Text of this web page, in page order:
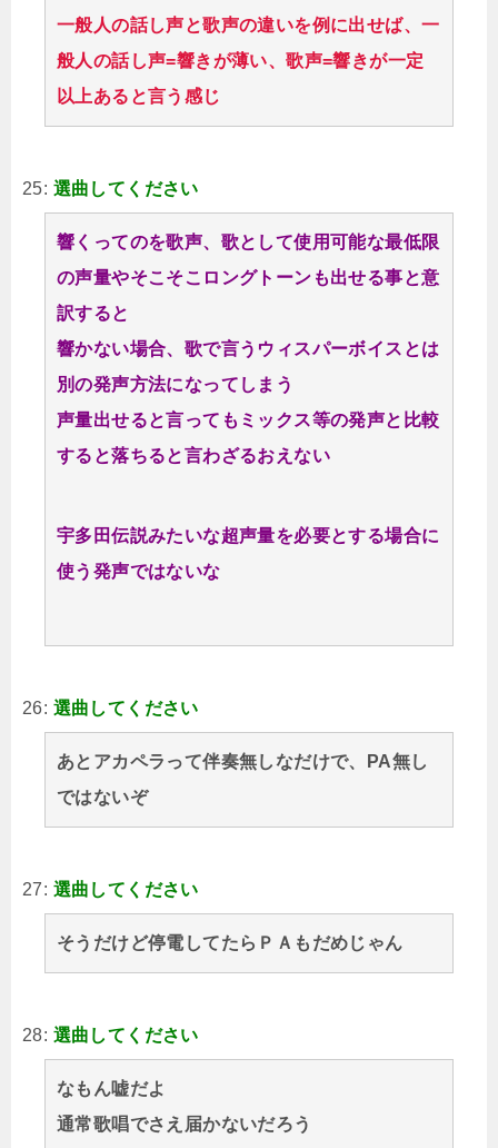
一般人の話し声と歌声の違いを例に出せば、一
般人の話し声=響きが薄い、歌声=響きが一定
以上あると言う感じ
25: 選曲してください
響くってのを歌声、歌として使用可能な最低限
の声量やそこそこロングトーンも出せる事と意
訳すると
響かない場合、歌で言うウィスパーボイスとは
別の発声方法になってしまう
声量出せると言ってもミックス等の発声と比較
すると落ちると言わざるおえない
宇多田伝説みたいな超声量を必要とする場合に
使う発声ではないな
26: 選曲してください
あとアカペラって伴奏無しなだけで、PA無し
ではないぞ
27: 選曲してください
そうだけど停電してたらＰＡもだめじゃん
28: 選曲してください
なもん嘘だよ
通常歌唱でさえ届かないだろう